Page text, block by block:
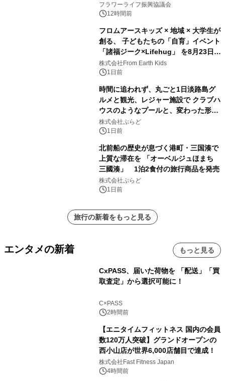
フラワーライフ振興協議会
12時間前
フロムアースキッズ × 地域 × 大学生が
創る、 子どもたちの「自育」イベント
「諸福ジーク×Lifehug」 を8月23日
(日)開催
株式会社From Earth Kids
1日前
時間に追われず、丸ごと1日淡路島グ
ルメと観光、レジャー施設で クラブハ
ウスのようなプールと、変わった形の
サウナも 「THE BOXY AWAJI」のお
得な素泊まり連泊プランで
株式会社ぷらど
1日前
北前船の歴史が息づく港町・三国湊で
上質な滞在を 「オーベルジュほまち
三國湊」 1泊2食付の旅行商品を発売
株式会社ぷらど
1日前
旅行の新着をもっと見る
エンタメの新着 もっと見る
CxPASS、届いた荷物を 「配送」「買
取査定」から選択可能に！
C×PASS
2時間前
【エニタイムフィットネス 国内の会員
数120万人突破】グランドオープンの
西小山店が世界6,000店舗目で達成！
株式会社Fast Fitness Japan
4時間前